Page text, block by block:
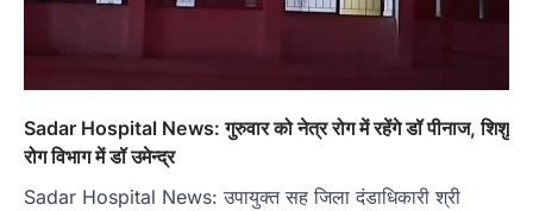
Sadar Hospital News: गुरुवार को नेत्र रोग में रहेंगे डॉ पीनाज, शिशु
रोग विभाग में डॉ उमेन्द्र
Sadar Hospital News: उपायुक्त सह जिला दंडाधिकारी श्री